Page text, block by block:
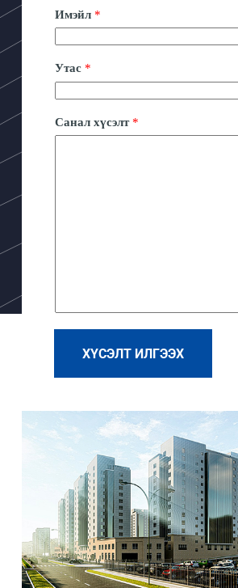
Имэйл *
Утас *
Санал хүсэлт *
ХҮСЭЛТ ИЛГЭЭХ
ХАЯГ